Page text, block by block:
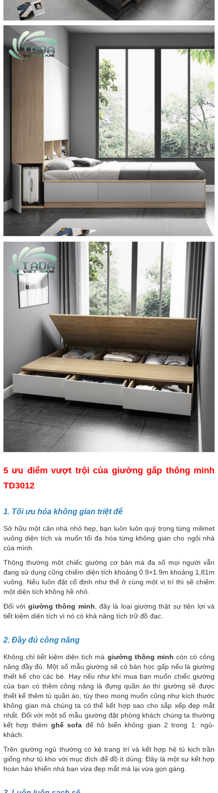
5 ưu điểm vượt trội của giường gấp thông minh
TD3012
1. Tối ưu hóa không gian triệt để
Sở hữu một căn nhà nhỏ hẹp, bạn luôn luôn quý trọng từng milimet
vuông diện tích và muốn tối đa hóa từng không gian cho ngôi nhà
của mình.
Thông thường một chiếc giường cơ bản mà đa số mọi người vẫn
đang sử dụng cũng chiếm diện tích khoảng 0.9×1.9m khoảng 1,81m
vuông. Nếu luôn đặt cố định như thế ở cùng một vị trí thì sẽ chiếm
một diện tích không hề nhỏ.
Đối với giường thông minh , đây là loại giường thật sự tiện lợi và
tiết kiệm diện tích vì nó có khả năng tích trữ đồ đạc.
2. Đầy đủ công năng
Không chỉ tiết kiệm diện tích mà giường thông minh còn có công
năng đầy đủ. Một số mẫu giường sẽ có bàn học gấp nếu là giường
thiết kế cho các bé. Hay nếu như khi mua bạn muốn chiếc giường
của bạn có thêm công năng là đựng quần áo thì giường sẽ được
thiết kế thêm tủ quần áo, tùy theo mong muốn cũng như kích thước
không gian mà chúng ta có thể kết hợp sao cho sắp xếp đẹp mắt
nhất. Đối với một số mẫu giường đặt phòng khách chúng ta thường
kết hợp thêm ghế sofa để hô biến không gian 2 trong 1: ngủ-
khách.
Trên giường ngủ thường có kệ trang trí và kết hợp hệ tủ kịch trần
giống như tủ kho với mục đích để đồ ít dùng. Đây là một sự kết hợp
hoàn hảo khiến nhà bạn vừa đẹp mắt mà lại vừa gọn gàng.